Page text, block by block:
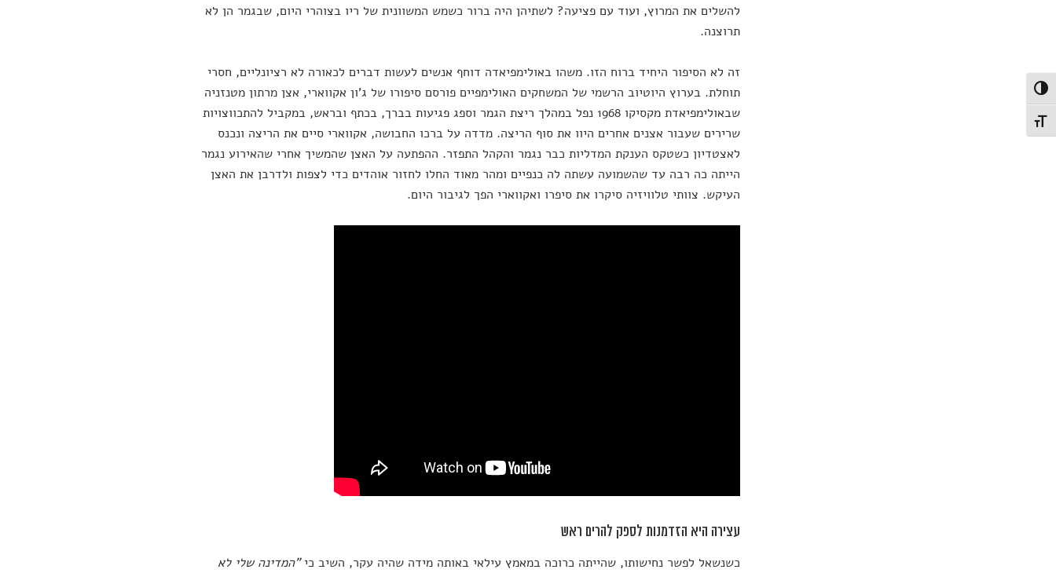
הפעל/כבה ניגודיות גבוהה
מתג גודל גופן
להשלים את המרוץ, ועוד עם פציעה? לשתיהן היה ברור כשמש המשוונית של ריו בצוהרי היום, שבגמר הן לא
תרוצנה.
זה לא הסיפור היחיד ברוח הזו. משהו באולימפיאדה דוחף אנשים לעשות דברים לכאורה לא רציונליים, חסרי
תוחלת. בערוץ היוטיוב הרשמי של המשחקים האולימפיים פורסם סיפורו של ג'ון אקווארי, אצן מרתון מטנזניה
שבאולימפיאדת מקסיקו 1968 נפל במהלך ריצת הגמר וספג פגיעות בברך, בכתף ובראש, במקביל להתכווצויות
שרירים שעבור אצנים אחרים היוו את סוף הריצה. מדדה על ברכו החבושה, אקווארי סיים את הריצה ונכנס
לאצטדיון כשטקס הענקת המדליות כבר נגמר והקהל התפזר. ההפתעה על האצן שהמשיך אחרי שהאירוע נגמר
הייתה כה רבה עד שהשמועה עשתה לה כנפיים ומהר מאוד החלו לחזור אוהדים כדי לצפות ולדרבן את האצן
העיקש. צוותי טלוויזיה סיקרו את סיפרו ואקווארי הפך לגיבור היום.
עצירה היא הזדמנות לספק להרים ראש
כשנשאל לפשר נחישותו, שהייתה כרוכה במאמץ עילאי באותה מידה שהיה עקר, השיב כי"המדינה שלי לא